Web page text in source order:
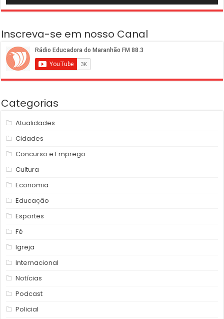
Inscreva-se em nosso Canal
Categorias
Atualidades
Cidades
Concurso e Emprego
Cultura
Economia
Educação
Esportes
Fé
Igreja
Internacional
Notícias
Podcast
Policial